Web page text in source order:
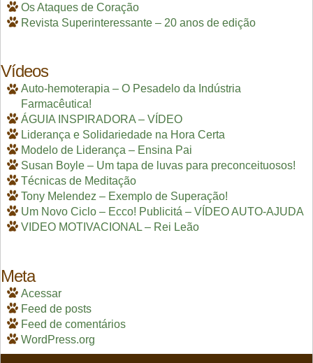
Os Ataques de Coração
Revista Superinteressante – 20 anos de edição
Vídeos
Auto-hemoterapia – O Pesadelo da Indústria
Farmacêutica!
ÁGUIA INSPIRADORA – VÍDEO
Liderança e Solidariedade na Hora Certa
Modelo de Liderança – Ensina Pai
Susan Boyle – Um tapa de luvas para preconceituosos!
Técnicas de Meditação
Tony Melendez – Exemplo de Superação!
Um Novo Ciclo – Ecco! Publicitá – VÍDEO AUTO-AJUDA
VIDEO MOTIVACIONAL – Rei Leão
Meta
Acessar
Feed de posts
Feed de comentários
WordPress.org